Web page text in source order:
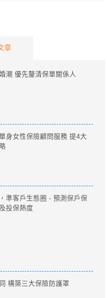
章
潮 優先釐清保單關係人
身女性保險顧問服務 提4大
準客戶生態圈 - 預測保戶保
投保熱度
構築三大保險防護罩